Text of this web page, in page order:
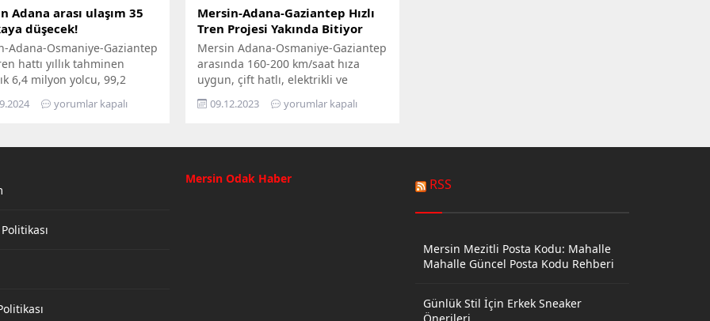
Adana arası ulaşım 35
düşecek!
Adana-Osmaniye-Gaziantep
hattı yıllık tahminen
6,4 milyon yolcu, 99,2
ton yük kapasitesi ile hizmet
yorumlar kapalı
Mersin-Adana-Gaziantep Hızlı
Tren Projesi Yakında Bitiyor
Mersin Adana-Osmaniye-Gaziantep
arasında 160-200 km/saat hıza
uygun, çift hatlı, elektrikli ve
sinyalli hızlı demiryolu hattın yapım
projesi sürüyor.
09.12.2023 yorumlar kapalı
Mersin Odak Haber RSS
Mersin Mezitli Posta Kodu: Mahalle
Mahalle Güncel Posta Kodu Rehberi
Günlük Stil İçin Erkek Sneaker